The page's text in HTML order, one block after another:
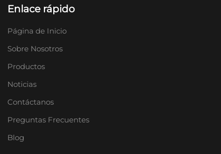
Enlace rápido
Página de Inicio
Sobre Nosotros
Productos
Noticias
Contáctanos
Preguntas Frecuentes
Blog